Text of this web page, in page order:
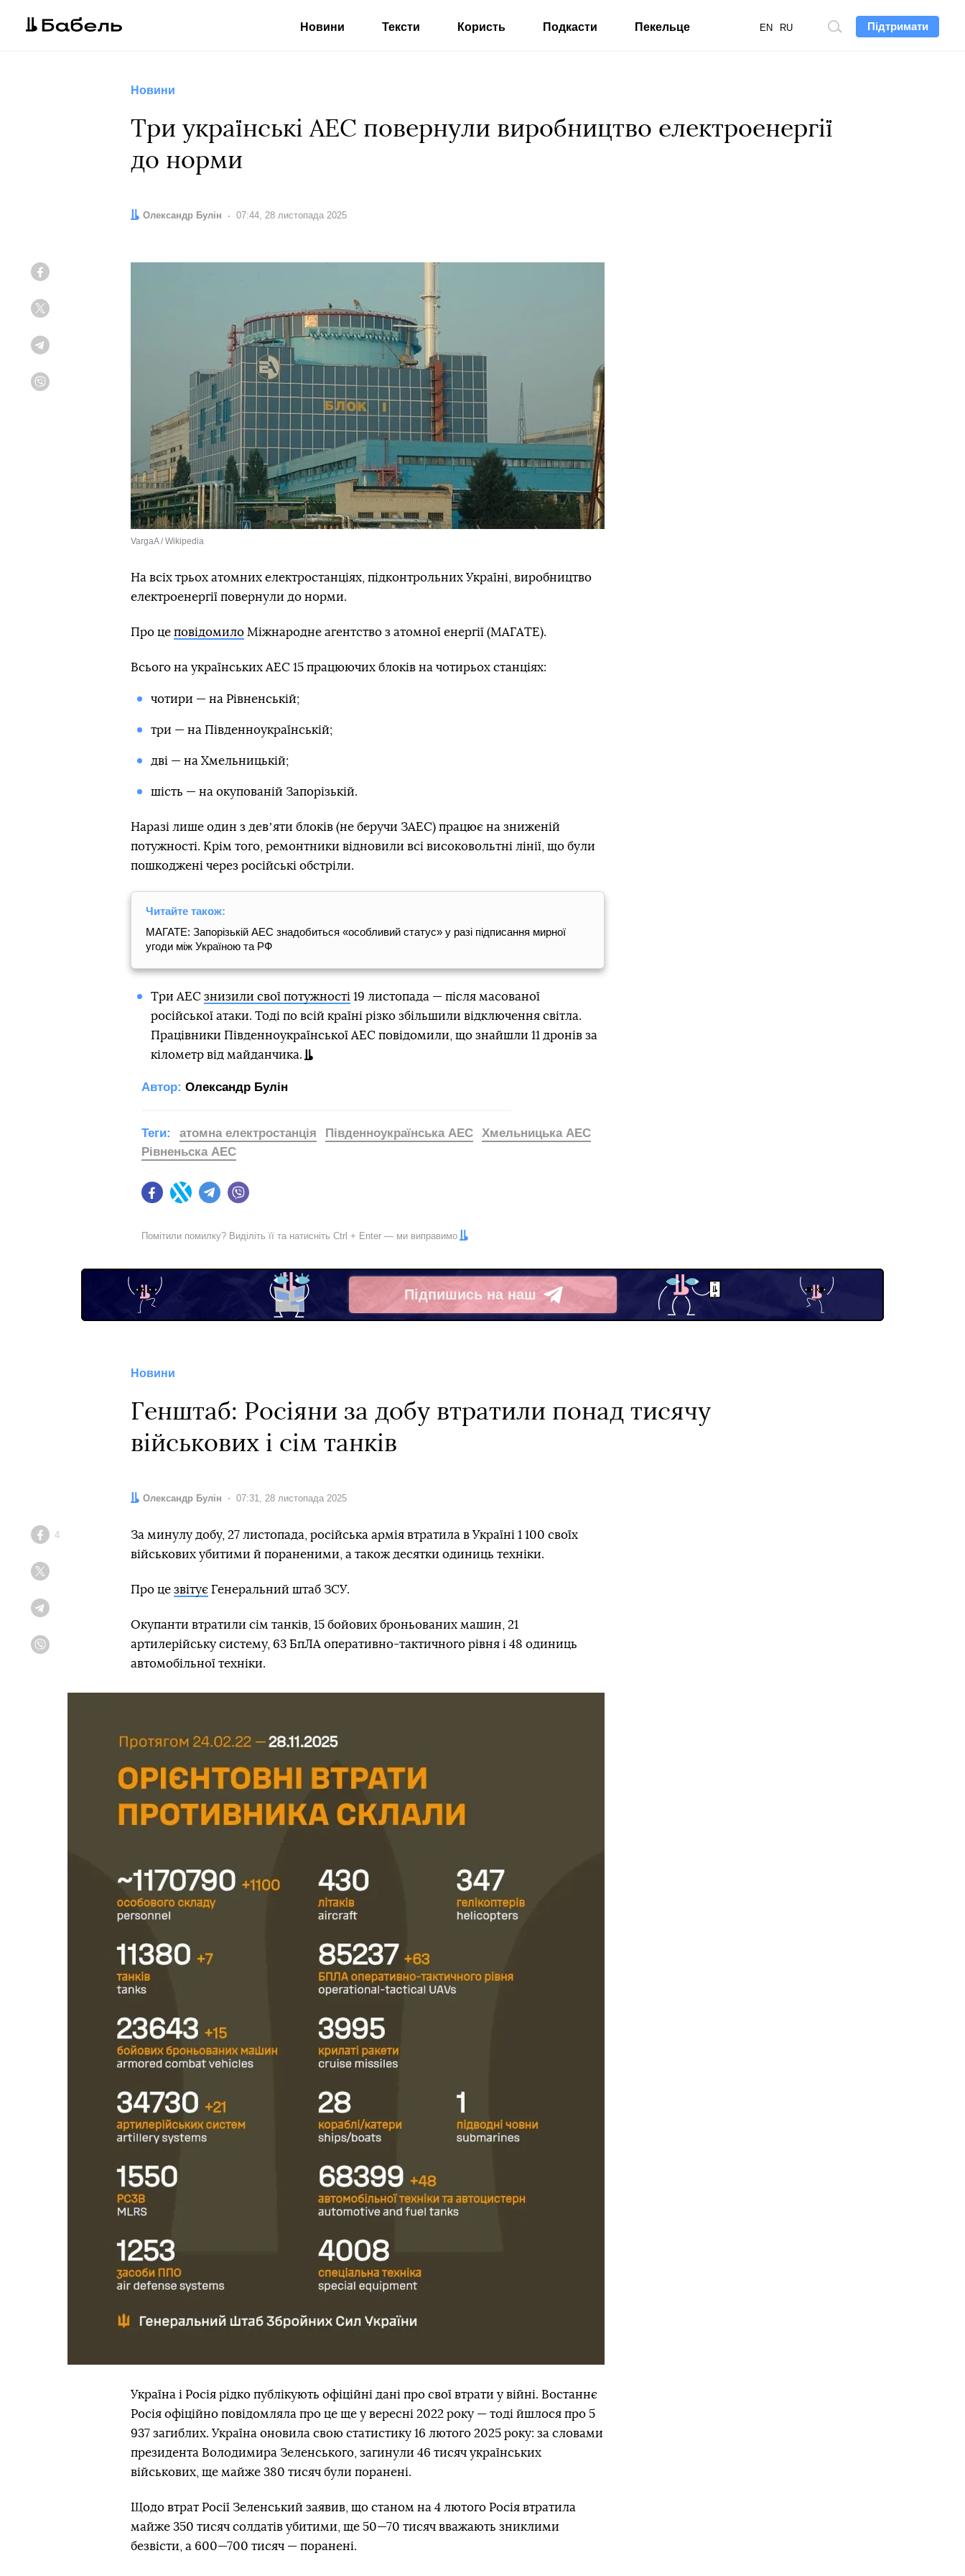
Підтримати
Пошук
EN RU
Новини Тексти Користь Подкасти Пекельце
Новини
Три українські АЕС повернули виробництво електроенергії
до норми
Автор:
Олександр Булін Дата:
07:44, 28 листопада 2025
VargaA / Wikipedia
На всіх трьох атомних електростанціях, підконтрольних Україні, виробництво
електроенергії повернули до норми.
Про це повідомило Міжнародне агентство з атомної енергії (МАГАТЕ).
Всього на українських АЕС 15 працюючих блоків на чотирьох станціях:
чотири — на Рівненській;
три — на Південноукраїнській;
дві — на Хмельницькій;
шість — на окупованій Запорізькій.
Наразі лише один з девʼяти блоків (не беручи ЗАЕС) працює на зниженій
потужності. Крім того, ремонтники відновили всі високовольтні лінії, що були
пошкоджені через російські обстріли.
Читайте також:
МАГАТЕ: Запорізькій АЕС знадобиться «особливий статус» у разі підписання мирної
угоди між Україною та РФ
Три АЕС знизили свої потужності 19 листопада — після масованої
російської атаки. Тоді по всій країні різко збільшили відключення світла.
Працівники Південноукраїнської АЕС повідомили, що знайшли 11 дронів за
кілометр від майданчика.
Автор: Олександр Булін
FacebookTwitter Telegram
Теги: атомна електростанція Південноукраїнська АЕС
Хмельницька АЕС
Рівненьска АЕС
Помітили помилку? Виділіть її та натисніть Ctrl + Enter — ми виправимо
Підпишись на наш
Telegram
Новини
Генштаб: Росіяни за добу втратили понад тисячу
військових і сім танків
Автор:
Олександр Булін Дата:
07:31, 28 листопада 2025
Facebook
4
За минулу добу, 27 листопада, російська армія втратила в Україні 1 100 своїх
військових убитими й пораненими, а також десятки одиниць техніки.
Про це звітує Генеральний штаб ЗСУ.
Окупанти втратили сім танків, 15 бойових броньованих машин, 21
артилерійську систему, 63 БпЛА оперативно-тактичного рівня і 48 одиниць
автомобільної техніки.
Україна і Росія рідко публікують офіційні дані про свої втрати у війні. Востаннє
Росія офіційно повідомляла про це ще у вересні 2022 року — тоді йшлося про 5
937 загиблих. Україна оновила свою статистику 16 лютого 2025 року: за словами
президента Володимира Зеленського, загинули 46 тисяч українських
військових, ще майже 380 тисяч були поранені.
Щодо втрат Росії Зеленський заявив, що станом на 4 лютого Росія втратила
майже 350 тисяч солдатів убитими, ще 50—70 тисяч вважають зниклими
безвісти, а 600—700 тисяч — поранені.